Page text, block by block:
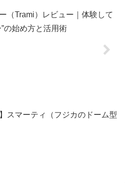
（Trami）レビュー｜体験して
の始め方と活用術
スマーティ（フジカのドーム型